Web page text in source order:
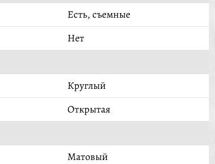
Есть, съемные
Нет
Круглый
Открытая
Матовый